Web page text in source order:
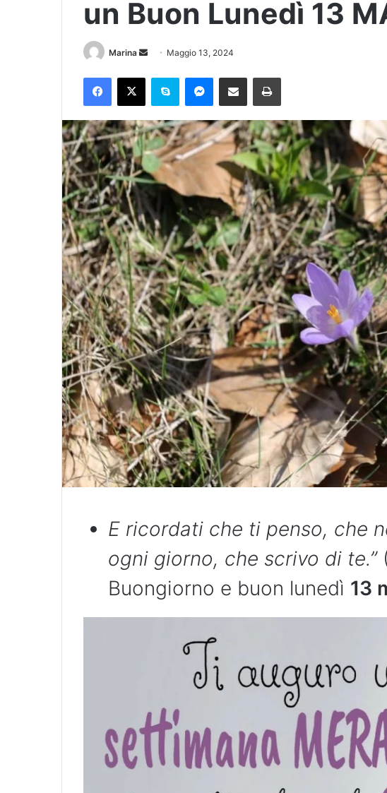
un Buon Lunedì 13
Marina Maggio 13, 2024
E ricordati che ti penso, che
ogni giorno, che scrivo di te.”
Buongiorno e buon lunedì 13